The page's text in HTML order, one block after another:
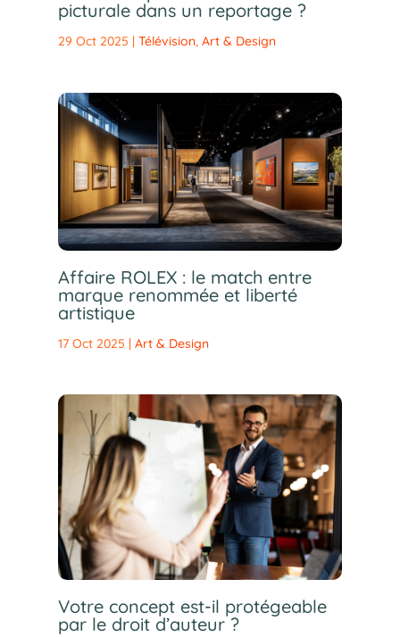
picturale dans un reportage ?
29 Oct 2025 Télévision, Art & Design
Affaire ROLEX : le match entre
marque renommée et liberté
artistique
17 Oct 2025 | Art & Design
Votre concept est-il protégeable
par le droit d’auteur ?